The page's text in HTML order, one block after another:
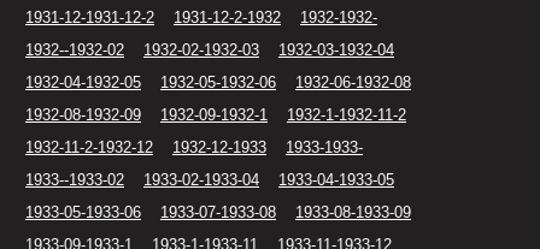
1931-12-1931-12-2
1931-12-2-1932
1932-1932-
1932--1932-02
1932-02-1932-03
1932-03-1932-04
1932-04-1932-05
1932-05-1932-06
1932-06-1932-08
1932-08-1932-09
1932-09-1932-1
1932-1-1932-11-2
1932-11-2-1932-12
1932-12-1933
1933-1933-
1933--1933-02
1933-02-1933-04
1933-04-1933-05
1933-05-1933-06
1933-07-1933-08
1933-08-1933-09
1933-09-1933-1
1933-1-1933-11
1933-11-1933-12